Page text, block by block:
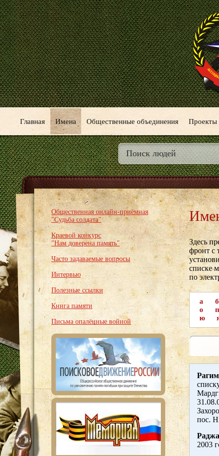
Главная Имена Общественные объединения Проекты
Общественная онлайн-приёмная
"Судьба солдата"
Краевой конкурс
"Нам доверена память"
Часто задаваемые вопросы
Интервью
Полезные ссылки
Книга памяти
Письма опалённые войной
Здесь
фронт с
списке
по
а
б
о
п
ю
пос.
2003